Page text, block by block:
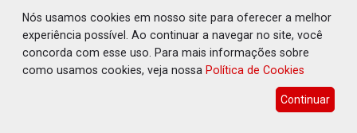
INDISPONÍVEL: Transparência do
Cinderondônia apresenta indisponibilidade
com código de erro 451
Geral 06 de Agosto de 2026 às 16:42
Página do consórcio público exibe aviso de manutenção,
Nós usamos cookies em nosso site para oferecer a melhor
experiência possível. Ao continuar a navegar no site, você
concorda com esse uso. Para mais informações sobre
como usamos cookies, veja nossa Política de Cookies
Continuar